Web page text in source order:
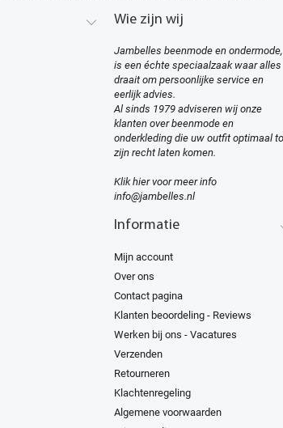
Wie zijn wij
Jambelles beenmode en ondermode,
is een échte speciaalzaak waar alles
draait om persoonlijke service en
eerlijk advies.
Al sinds 1979 adviseren wij onze
klanten over beenmode en
onderkleding die uw outfit optimaal
zijn recht laten komen.
Klik hier voor meer info
info@jambelles.nl
Informatie
Mijn account
Over ons
Contact pagina
Klanten beoordeling - Reviews
Werken bij ons - Vacatures
Verzenden
Retourneren
Klachtenregeling
Algemene voorwaarden